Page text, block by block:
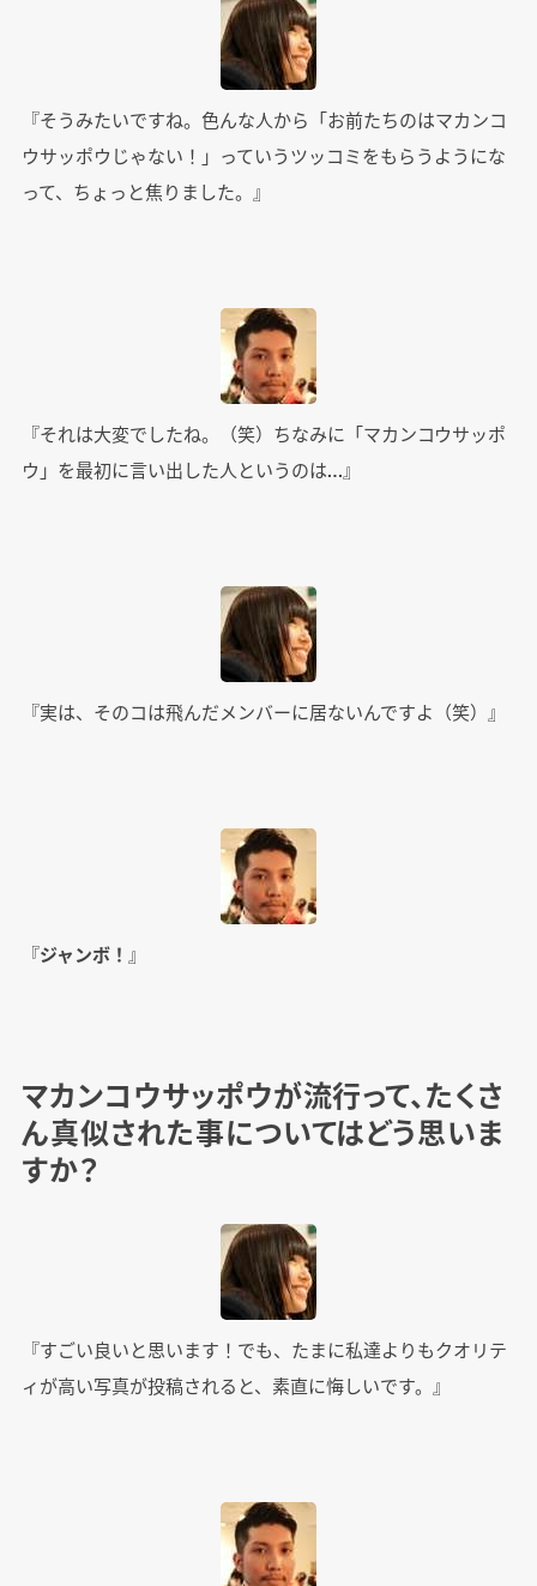
『そうみたいですね。色んな人から「お前たちのはマカンコ
ウサッポウじゃない！」っていうツッコミをもらうようにな
って、ちょっと焦りました。』
『それは大変でしたね。（笑）ちなみに「マカンコウサッポ
ウ」を最初に言い出した人というのは…』
『実は、そのコは飛んだメンバーに居ないんですよ（笑）』
『ジャンボ！ 』
マカンコウサッポウが流行って、たくさ
ん真似された事についてはどう思いま
すか？
『すごい良いと思います！でも、たまに私達よりもクオリテ
ィが高い写真が投稿されると、素直に悔しいです。』